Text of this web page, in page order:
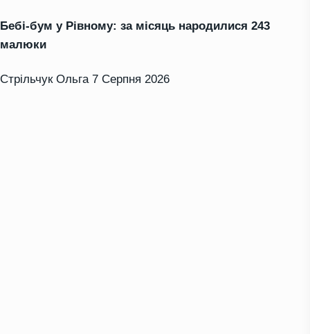
Бебі-бум у Рівному: за місяць народилися 243
малюки
Стрільчук Ольга 7 Серпня 2026